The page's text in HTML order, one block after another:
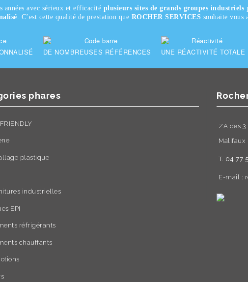
années avec sérieux et efficacité plusieurs sites de grands groupes industriels
. C’est cette qualité de prestation que ROCHER SERVICES souhaite vous
DE NOMBREUSES RÉFÉRENCES UNE RÉACTIVITÉ TOTALE
phares
plastique
industrielles
EPI
réfrigérants
chauffants
ZA des
Malifaux
T. 04 77
E-mail :